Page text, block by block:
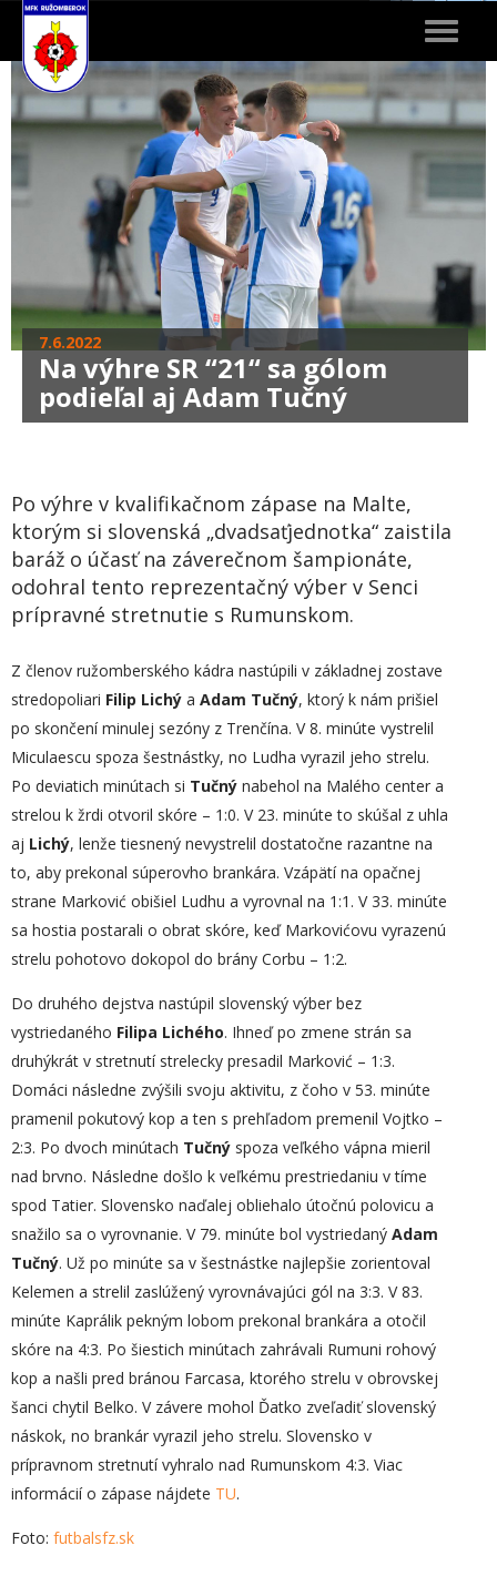
Toggle
7.6.2022
Na výhre SR “21“ sa gólom
podieľal aj Adam Tučný
Po výhre v kvalifikačnom zápase na Malte,
ktorým si slovenská „dvadsaťjednotka“ zaistila
baráž o účasť na záverečnom šampionáte,
odohral tento reprezentačný výber v Senci
prípravné stretnutie s Rumunskom.
Z členov ružomberského kádra nastúpili v základnej zostave
stredopoliari Filip Lichý a Adam Tučný, ktorý k nám prišiel
po skončení minulej sezóny z Trenčína. V 8. minúte vystrelil
Miculaescu spoza šestnástky, no Ludha vyrazil jeho strelu.
Po deviatich minútach si Tučný nabehol na Malého center a
strelou k žrdi otvoril skóre – 1:0. V 23. minúte to skúšal z uhla
aj Lichý, lenže tiesnený nevystrelil dostatočne razantne na
to, aby prekonal súperovho brankára. Vzápätí na opačnej
strane Marković obišiel Ludhu a vyrovnal na 1:1. V 33. minúte
sa hostia postarali o obrat skóre, keď Markovićovu vyrazenú
strelu pohotovo dokopol do brány Corbu – 1:2.
Do druhého dejstva nastúpil slovenský výber bez
vystriedaného Filipa Lichého. Ihneď po zmene strán sa
druhýkrát v stretnutí strelecky presadil Marković – 1:3.
Domáci následne zvýšili svoju aktivitu, z čoho v 53. minúte
pramenil pokutový kop a ten s prehľadom premenil Vojtko –
2:3. Po dvoch minútach Tučný spoza veľkého vápna mieril
nad brvno. Následne došlo k veľkému prestriedaniu v tíme
spod Tatier. Slovensko naďalej obliehalo útočnú polovicu a
snažilo sa o vyrovnanie. V 79. minúte bol vystriedaný Adam
Tučný. Už po minúte sa v šestnástke najlepšie zorientoval
Kelemen a strelil zaslúžený vyrovnávajúci gól na 3:3. V 83.
minúte Kaprálik pekným lobom prekonal brankára a otočil
skóre na 4:3. Po šiestich minútach zahrávali Rumuni rohový
kop a našli pred bránou Farcasa, ktorého strelu v obrovskej
šanci chytil Belko. V závere mohol Ďatko zveľadiť slovenský
náskok, no brankár vyrazil jeho strelu. Slovensko v
prípravnom stretnutí vyhralo nad Rumunskom 4:3. Viac
informácií o zápase nájdete TU.
Foto: futbalsfz.sk